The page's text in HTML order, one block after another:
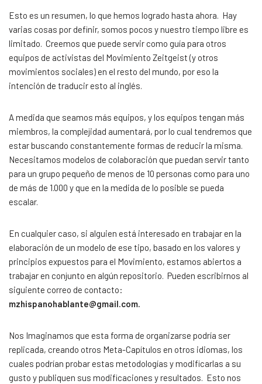
Esto es un resumen, lo que hemos logrado hasta ahora. Hay
varias cosas por definir, somos pocos y nuestro tiempo libre es
limitado. Creemos que puede servir como guía para otros
equipos de activistas del Movimiento Zeitgeist (y otros
movimientos sociales) en el resto del mundo, por eso la
intención de traducir esto al inglés.
A medida que seamos más equipos, y los equipos tengan más
miembros, la complejidad aumentará, por lo cual tendremos que
estar buscando constantemente formas de reducir la misma.
Necesitamos modelos de colaboración que puedan servir tanto
para un grupo pequeño de menos de 10 personas como para uno
de más de 1.000 y que en la medida de lo posible se pueda
escalar.
En cualquier caso, si alguien está interesado en trabajar en la
elaboración de un modelo de ese tipo, basado en los valores y
principios expuestos para el Movimiento, estamos abiertos a
trabajar en conjunto en algún repositorio. Pueden escribirnos al
siguiente correo de contacto:
mzhispanohablante@gmail.com.
Nos Imaginamos que esta forma de organizarse podría ser
replicada, creando otros Meta-Capítulos en otros idiomas, los
cuales podrían probar estas metodologías y modificarlas a su
gusto y publiquen sus modificaciones y resultados. Esto nos